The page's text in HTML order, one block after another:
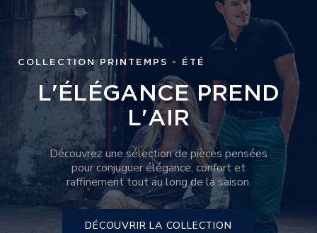
COLLECTION PRINTEMPS - ÉTÉ
L'ÉLÉGANCE PREND
L'AIR
Découvrez une sélection de pièces pensées
pour conjuguer élégance, confort et
raffinement tout au long de la saison.
DÉCOUVRIR LA COLLECTION